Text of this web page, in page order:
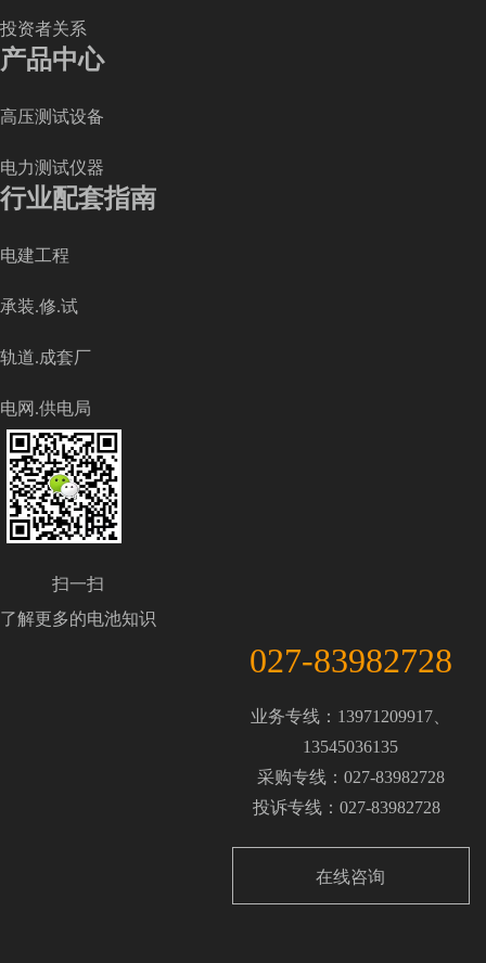
投资者关系
产品中心
高压测试设备
电力测试仪器
行业配套指南
电建工程
承装.修.试
轨道.成套厂
电网.供电局
扫一扫
了解更多的电池知识
027-83982728
业务专线：13971209917、
13545036135
采购专线：027-83982728
投诉专线：027-83982728
在线咨询